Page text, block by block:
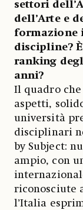
settori
dell’Arte e
formazione
discipline?
ranking
anni?
Il quadro
aspetti,
università
disciplinari
by Subject:
ampio, con
riconosciute
l’Italia